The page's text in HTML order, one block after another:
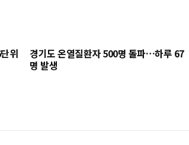
위
경기도 온열질환자 500명 돌파…하루 67
명 발생